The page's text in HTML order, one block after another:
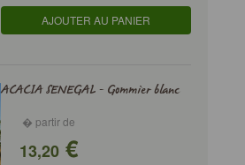
AJOUTER AU PANIER
ACACIA SENEGAL - Gommier blanc
� partir de
13,20€